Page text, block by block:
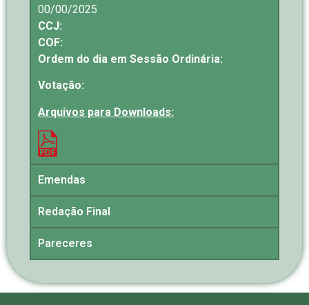
00/00/2025
CCJ:
COF:
Ordem do dia em Sessão Ordinária:
Votação:
Arquivos para Downloads:
Emendas
Redação Final
Pareceres